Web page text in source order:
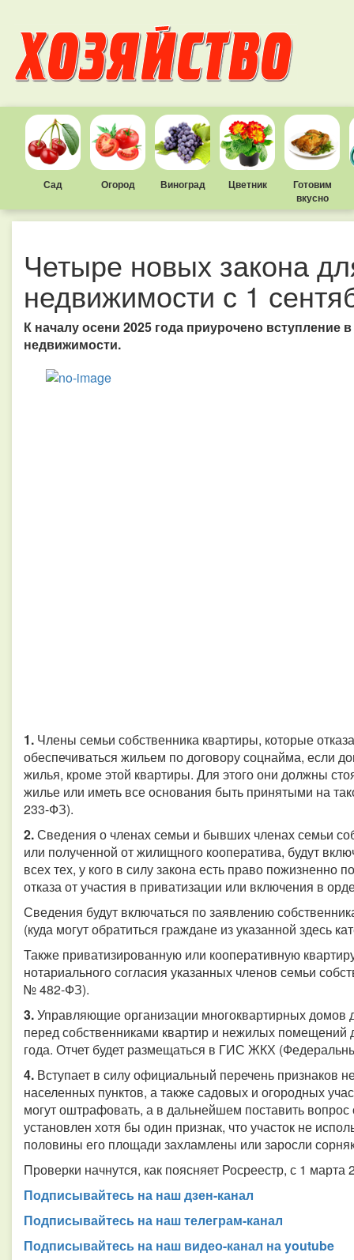
Сад Огород Виноград Цветник
Готовим
вкусно
Четыре новых закона
недвижимости с 1
К началу осени 2025 года приурочено вступление
недвижимости.
1. Члены семьи собственника квартиры, которые
обеспечиваться жильем по договору соцнайма, если
жилья, кроме этой квартиры. Для этого они должны
жилье или иметь все основания быть принятыми на
233-ФЗ).
2.Сведения о членах семьи и бывших членах семьи
или полученной от жилищного кооператива, будут
всех тех, у кого в силу закона есть право пожизненно
отказа от участия в приватизации или включения в
Сведения будут включаться по заявлению
(куда могут обратиться граждане из указанной здесь
Также приватизированную или кооперативную
нотариального согласия указанных членов семьи
№ 482-ФЗ).
3.Управляющие организации многоквартирных домов
перед собственниками квартир и нежилых помещений
года. Отчет будет размещаться в ГИС ЖКХ
4. Вступает в силу официальный перечень признаков
населенных пунктов, а также садовых и огородных
могут оштрафовать, а в дальнейшем поставить
установлен хотя бы один признак, что участок не
половины его площади захламлены или заросли
Проверки начнутся, как поясняет Росреестр, с 1
Подписывайтесь на наш дзен-канал
Подписывайтесь на наш телеграм-канал
Подписывайтесь на наш видео-канал на youtube